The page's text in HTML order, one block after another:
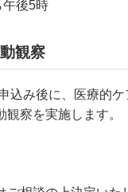
午後5時
観察
込み後に、医療的
察を実施します。